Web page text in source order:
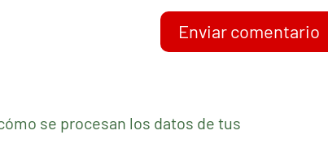
Enviar comentario
se procesan los datos de tus